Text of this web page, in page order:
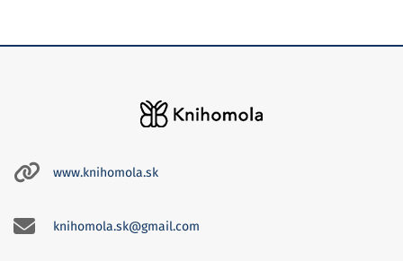
www.knihomola.sk
knihomola.sk@gmail.com